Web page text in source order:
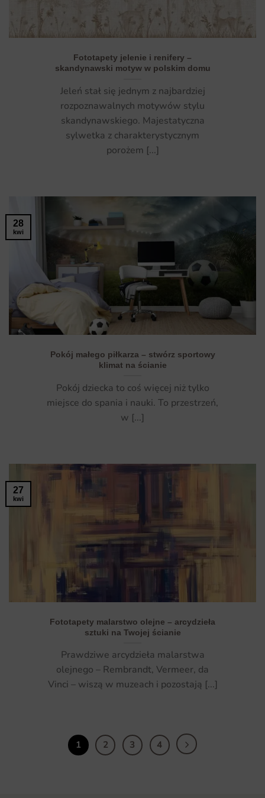
Fototapety jelenie i renifery –
skandynawski motyw w polskim domu
Jeleń stał się jednym z najbardziej
rozpoznawalnych motywów stylu
skandynawskiego. Majestatyczna
sylwetka z charakterystycznym
porożem [...]
Pokój małego piłkarza – stwórz sportowy
klimat na ścianie
Pokój dziecka to coś więcej niż tylko
miejsce do spania i nauki. To przestrzeń,
w [...]
28
kwi
Fototapety malarstwo olejne – arcydzieła
sztuki na Twojej ścianie
Prawdziwe arcydzieła malarstwa
olejnego – Rembrandt, Vermeer, da
Vinci – wiszą w muzeach i pozostają [...]
27
kwi
1 2 3 4